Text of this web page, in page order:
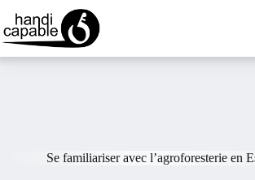
Se familiariser avec l’agroforesterie en